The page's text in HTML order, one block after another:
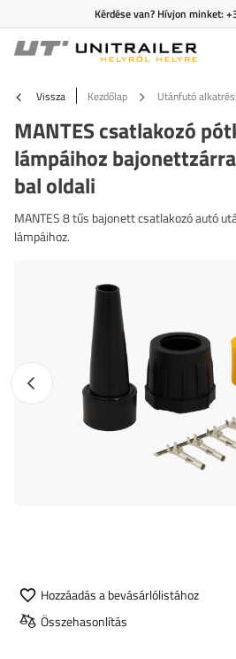
Kérdése van? Hívjon minket:
Vissza Kezdőlap Utánfutó
MANTES csatlakozó
lámpáihoz
bal oldali
MANTES 8 tűs bajonett csatlakozó autó
lámpáihoz.
Előző fotó
Hozzáadás a bevásárlólistához
Összehasonlítás